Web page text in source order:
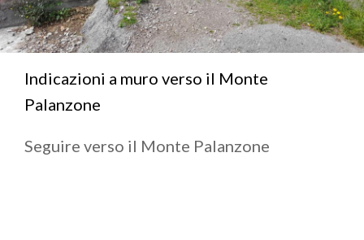
Indicazioni a muro verso il Monte
Palanzone
Seguire verso il Monte Palanzone